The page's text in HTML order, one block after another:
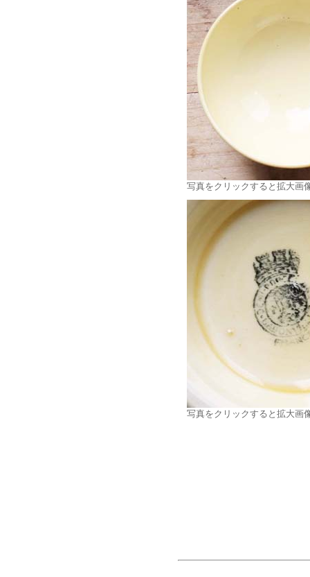
写真をクリックすると拡大画
写真をクリックすると拡大画